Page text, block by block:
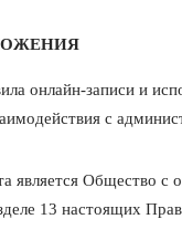
онлайн-записи и
с
является Общество
13 настоящих